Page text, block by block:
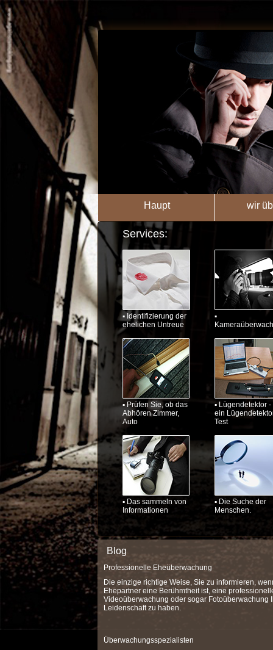
Haupt wir
Services:
▪ Identifizierung der
ehelichen Untreue
▪
▪ Prüfen Sie, ob das
Abhören Zimmer,
Auto
▪ Lügendetektor -
ein
Test
▪ Das sammeln von
Informationen
▪ Die Suche der
Menschen.
Blog
Professionelle Eheüberwachung
Die einzige richtige Weise, Sie zu informieren,
Ehepartner eine Berühmtheit ist, eine
Videoüberwachung oder sogar Fotoüberwachung
Leidenschaft zu haben.
Überwachungsspezialisten